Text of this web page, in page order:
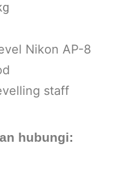
Nikon AP-8
staff
hubungi: